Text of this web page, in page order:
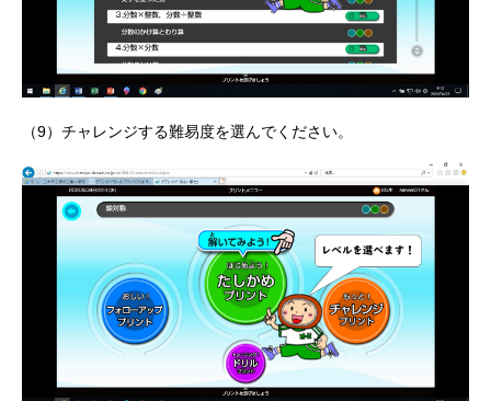
（9）チャレンジする難易度を選んでください。